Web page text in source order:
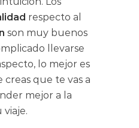
respecto al
son muy buenos
llevarse
lo mejor es
que te vas a
mejor a la
viaje.